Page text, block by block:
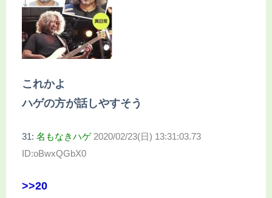
これかよ
ハゲの方が話しやすそう
31: 名もなきハゲ 2020/02/23(日) 13:31:03.73
ID:oBwxQGbX0
>>20